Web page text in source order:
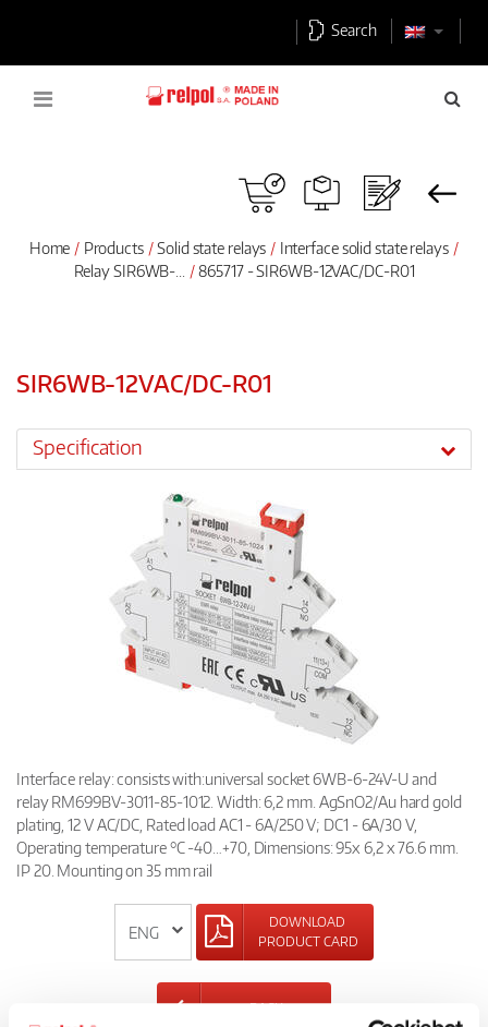
Search
Home Products Solid state relays
Interface solid state relays
Relay SIR6WB-...
865717 - SIR6WB-12VAC/DC-R01
SIR6WB-12VAC/DC-R01
Specification
Interface relay: consists with:universal socket 6WB-6-24V-U and
relay RM699BV-3011-85-1012. Width: 6,2 mm. AgSnO2/Au hard gold
plating, 12 V AC/DC, Rated load AC1 - 6A/250 V; DC1 - 6A/30 V,
Operating temperature °C -40…+70, Dimensions: 95x 6,2 x 76.6 mm.
IP 20. Mounting on 35 mm rail
DOWNLOAD
PRODUCT CARD
BACK